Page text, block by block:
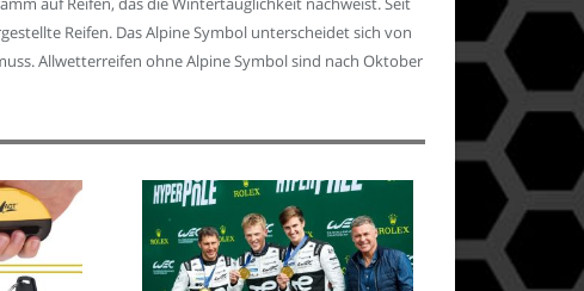
Reifen. Das Alpine Symbol unterscheidet sich von
Allwetterreifen ohne Alpine Symbol sind nach Oktober